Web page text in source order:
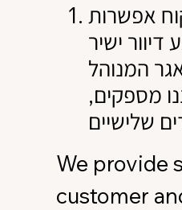
אפשרות
ישיר
המנוהל
מספקים,
We provide
customer